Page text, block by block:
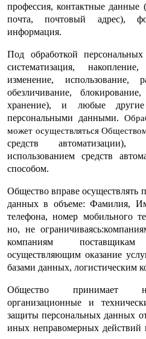
профессия, контактные данные
почта, почтовый адрес),
информация.
Под обработкой
систематизация,
изменение, использование,
обезличивание,
хранение), и любые
персональными данными.
может осуществляться
средств автоматизации),
использованием средств
способом.
Общество вправе осуществлять
данных в объеме: Фамилия,
телефона, номер мобильного
но, не
компаниям
осуществляющим оказание
базами данных, логистическим
Общество принимает
организационные и
защиты персональных данных
иных неправомерных